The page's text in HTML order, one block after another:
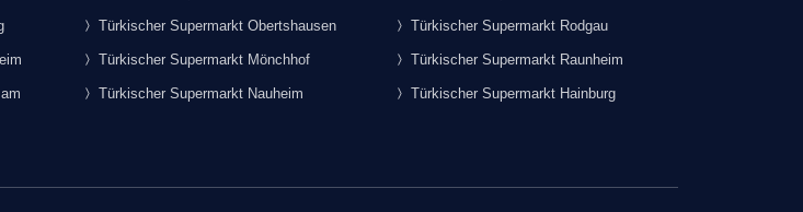
Türkischer Supermarkt Obertshausen Türkischer Supermarkt Rodgau
Türkischer Supermarkt Mönchhof Türkischer Supermarkt Raunheim
Türkischer Supermarkt Nauheim Türkischer Supermarkt Hainburg